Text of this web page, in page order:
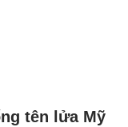
tên lửa Mỹ